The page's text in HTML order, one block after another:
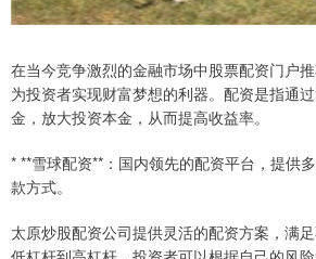
在当今竞争激烈的金融市场中股票配资门户
为投资者实现财富梦想的利器。配资是指通
金，放大投资本金，从而提高收益率。
* **雪球配资**：国内领先的配资平台，提供
款方式。
太原炒股配资公司提供灵活的配资方案，满